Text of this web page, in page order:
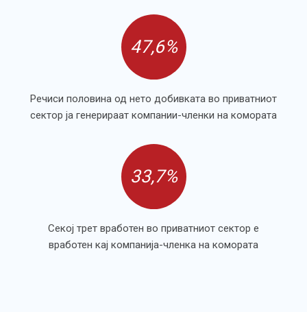
47,6%
Речиси половина од нето добивката во приватниот
сектор ја генерираат компании-членки на комората
33,7%
Секој трет вработен во приватниот сектор е
вработен кај компанија-членка на комората